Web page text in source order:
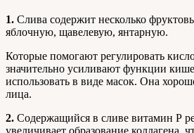
1. Слива содержит несколько
яблочную, щавелевую, янтарную.
Которые помогают регулировать
значительно усиливают функции
использовать в виде масок. Она
лица.
2. Содержащийся в сливе витамин Р